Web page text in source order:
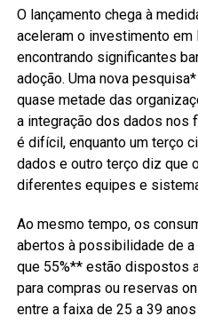
O lançamento chega à
aceleram o investimento em
encontrando significantes
adoção. Uma nova
quase metade das
a integração dos dados nos
é difícil, enquanto um terço
dados e outro terço diz que
diferentes equipes e
Ao mesmo tempo, os
abertos à possibilidade de
que 55%** estão dispostos
para compras ou reservas
entre a faixa de 25 a 39